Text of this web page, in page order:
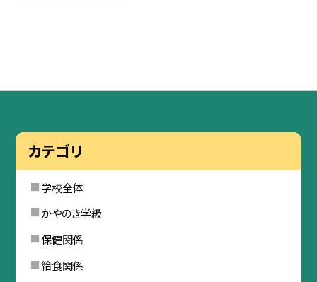
カテゴリ
学校全体
かやのき学級
保健関係
給食関係